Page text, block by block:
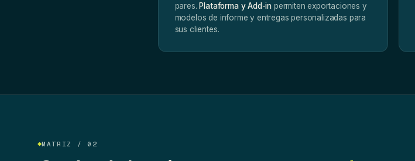
pares.Plataforma y Add-in permiten exportaciones y
modelos de informe y entregas personalizadas para
sus clientes.
MATRIZ / 02